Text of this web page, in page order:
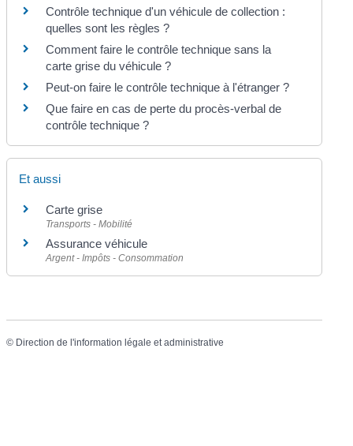
Contrôle technique d'un véhicule de collection :
quelles sont les règles ?
Comment faire le contrôle technique sans la
carte grise du véhicule ?
Peut-on faire le contrôle technique à l'étranger ?
Que faire en cas de perte du procès-verbal de
contrôle technique ?
Et aussi
Carte grise
Transports - Mobilité
Assurance véhicule
Argent - Impôts - Consommation
© Direction de l'information légale et administrative